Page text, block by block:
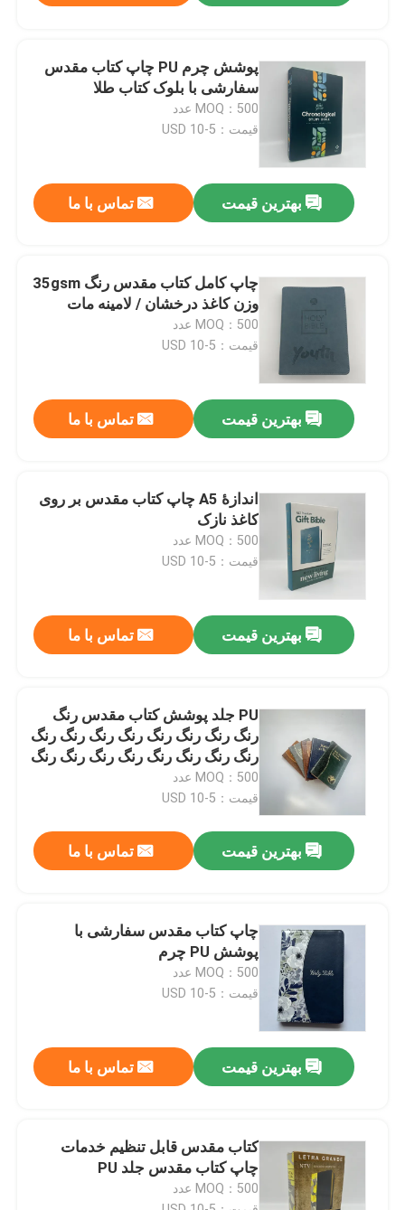
محصولات
فیلم های
درباره ما
با ما تماس بگیرید
اخبار
درخواست نقل قول
چاپ کتاب میز قهوه
چاپ کارت های تاروت
پوشش چرم PU چاپ کتاب مقدس
سفارشی با بلوک کتاب طلا
MOQ：500 عدد
قیمت：5-10 USD
بهترین قیمت تماس با ما
چاپ کامل کتاب مقدس رنگ 35gsm
وزن کاغذ درخشان / لامینه مات
MOQ：500 عدد
قیمت：5-10 USD
بهترین قیمت تماس با ما
اندازهٔ A5 چاپ کتاب مقدس بر روی
کاغذ نازک
MOQ：500 عدد
قیمت：5-10 USD
بهترین قیمت تماس با ما
PU جلد پوشش کتاب مقدس رنگ
رنگ رنگ رنگ رنگ رنگ رنگ رنگ رنگ
رنگ رنگ رنگ رنگ رنگ رنگ رنگ رنگ
رنگ رنگ رنگ
MOQ：500 عدد
قیمت：5-10 USD
بهترین قیمت تماس با ما
چاپ کتاب مقدس سفارشی با
پوشش PU چرم
MOQ：500 عدد
قیمت：5-10 USD
بهترین قیمت تماس با ما
کتاب مقدس قابل تنظیم خدمات
چاپ کتاب مقدس جلد PU
MOQ：500 عدد